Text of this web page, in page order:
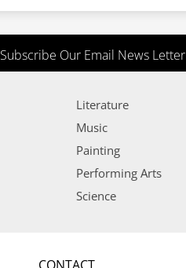
Subscribe Our Email News Letter
Literature
Music
Painting
Performing Arts
Science